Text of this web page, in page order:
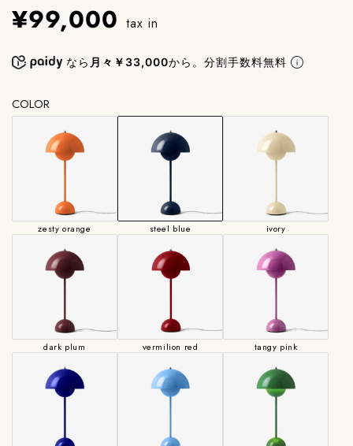
メーカー保証付き。
●浜松町SHOPにて別カラーを展示しております。ご不明な点はお
¥99,000 tax in
なら 月々￥33,000から。分割手数料無料
COLOR
zesty orange steel blue ivory
dark plum vermilion red tangy pink